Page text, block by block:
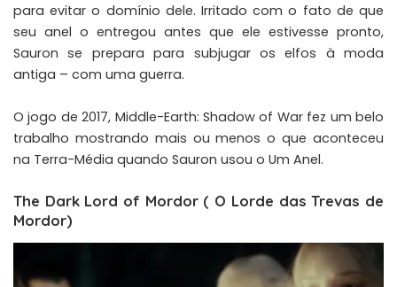
para evitar o domínio dele. Irritado com o fato de que
seu anel o entregou antes que ele estivesse pronto,
Sauron se prepara para subjugar os elfos à moda
antiga – com uma guerra.
O jogo de 2017, Middle-Earth: Shadow of Warfez um belo
trabalho mostrando mais ou menos o que aconteceu
na Terra-Média quando Sauron usou o Um Anel.
The Dark Lord of Mordor ( O Lorde das Trevas de
Mordor)